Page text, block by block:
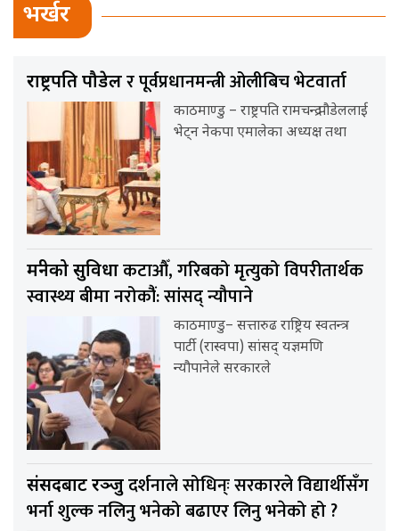
भर्खर
राष्ट्रपति पौडेलर पूर्वप्रधानमन्त्री ओलीबिच भेटवार्ता
काठमाण्डु – राष्ट्रपति रामचन्द्र पौडेललाई
भेट्न नेकपा एमालेका अध्यक्ष तथा
मन्त्रीको सुविधाकटाऔँ, गरिबको मृत्युको विपरीतार्थक
स्वास्थ्य बीमा नरोकौंं: सांसद् न्यौपाने
काठमाण्डु– सत्तारुढ राष्ट्रिय स्वतन्त्र
पार्टी (रास्वपा) सांसद् यज्ञमणि
न्यौपानेले सरकारले
संसदबाट रञ्जुदर्शनाले सोधिन्ः सरकारले विद्यार्थीसँग
भर्ना शुल्क नलिनु भनेको बढाएर लिनु भनेको हो ?